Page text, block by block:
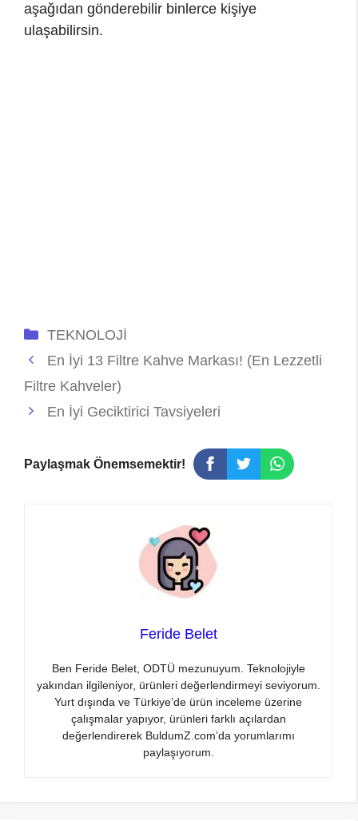
aşağıdan gönderebilir binlerce kişiye
ulaşabilirsin.
Kategoriler
TEKNOLOJİ
En İyi 13 Filtre Kahve Markası! (En Lezzetli
Filtre Kahveler)
En İyi Geciktirici Tavsiyeleri
Paylaşmak Önemsemektir!
Feride Belet
Ben Feride Belet, ODTÜ mezunuyum. Teknolojiyle
yakından ilgileniyor, ürünleri değerlendirmeyi seviyorum.
Yurt dışında ve Türkiye’de ürün inceleme üzerine
çalışmalar yapıyor, ürünleri farklı açılardan
değerlendirerek BuldumZ.com’da yorumlarımı
paylaşıyorum.